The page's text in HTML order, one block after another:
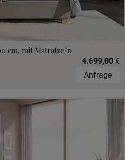
cm, mit Matratze/n
4.699,00 €
Anfrage